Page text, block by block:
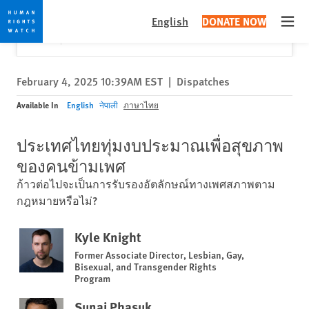
Skip
to
cookie
privacy
notice
Skip
to
main
content
English DONATE NOW
Would you like to read this page in English?
Yes
✕
February 4, 2025 10:39AM EST | Dispatches
Available In English नेपाली ภาษาไทย
ประเทศไทยทุ่มงบประมาณเพื่อสุขภาพ
ของคนข้ามเพศ
ก้าวต่อไปจะเป็นการรับรองอัตลักษณ์ทางเพศสภาพตาม
กฎหมายหรือไม่?
Kyle Knight
Former Associate Director, Lesbian, Gay,
Bisexual, and Transgender Rights
Program